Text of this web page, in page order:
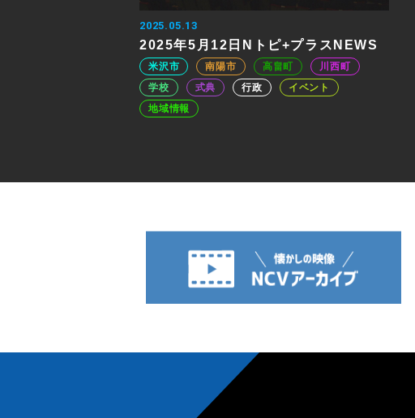
2025.05.13
2025年5月12日Nトピ+プラスNEWS
米沢市 南陽市 高畠町
川西町
学校
式典 行政
イベント
地域情報